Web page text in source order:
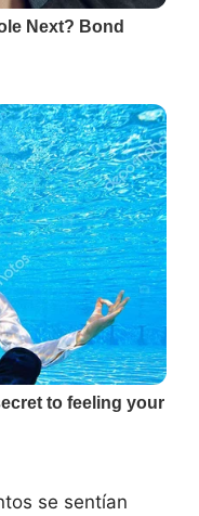
se sentían